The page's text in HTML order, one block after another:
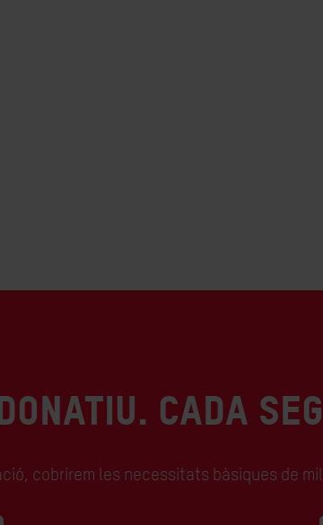
CADA
cobrirem les necessitats bàsiques de